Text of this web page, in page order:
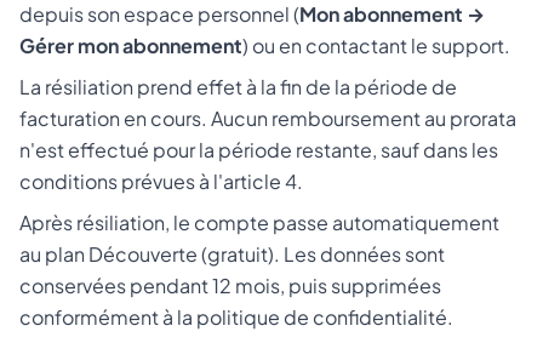
depuis son espace personnel (Mon abonnement →
Gérer mon abonnement) ou en contactant le support.
La résiliation prend effet à la fin de la période de
facturation en cours. Aucun remboursement au prorata
n'est effectué pour la période restante, sauf dans les
conditions prévues à l'article 4.
Après résiliation, le compte passe automatiquement
au plan Découverte (gratuit). Les données sont
conservées pendant 12 mois, puis supprimées
conformément à la politique de confidentialité.